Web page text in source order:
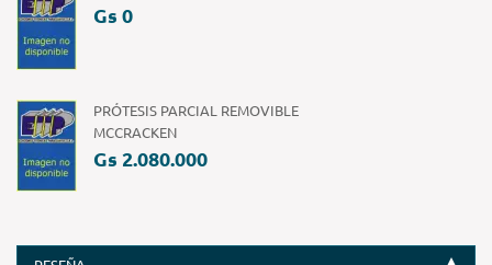
Gs 0
PRÓTESIS PARCIAL REMOVIBLE
MCCRACKEN
Gs 2.080.000